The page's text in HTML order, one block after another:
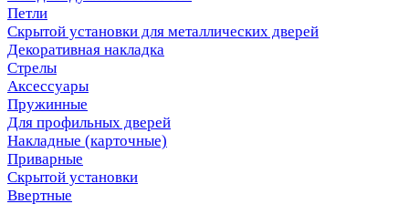
Петли
Скрытой установки для металлических дверей
Декоративная накладка
Стрелы
Аксессуары
Пружинные
Для профильных дверей
Накладные (карточные)
Приварные
Скрытой установки
Ввертные